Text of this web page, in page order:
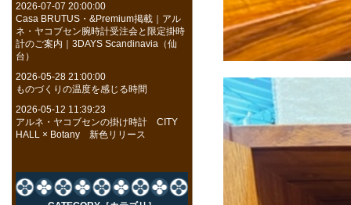
2026-07-07 20:00:00
Casa BRUTUS・&Premium掲載｜アル
ネ・ヤコブセン腕時計受注会と限定掛時
計のご案内｜3DAYS Scandinavia（仙
台）
2026-05-28 21:00:00
ものづくりの温度を感じる時間
2026-05-12 11:39:23
アルネ・ヤコブセンの掛け時計 CITY
HALL × Botany 新色リリース